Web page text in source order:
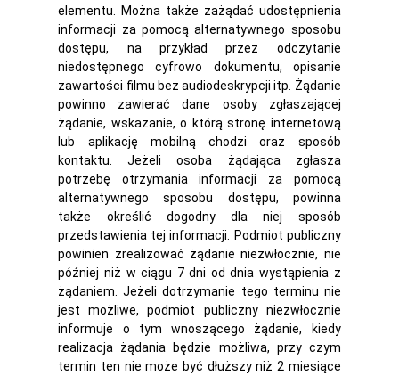
elementu. Można także zażądać udostępnienia
informacji za pomocą alternatywnego sposobu
dostępu, na przykład przez odczytanie
niedostępnego cyfrowo dokumentu, opisanie
zawartości filmu bez audiodeskrypcji itp. Żądanie
powinno zawierać dane osoby zgłaszającej
żądanie, wskazanie, o którą stronę internetową
lub aplikację mobilną chodzi oraz sposób
kontaktu. Jeżeli osoba żądająca zgłasza
potrzebę otrzymania informacji za pomocą
alternatywnego sposobu dostępu, powinna
także określić dogodny dla niej sposób
przedstawienia tej informacji. Podmiot publiczny
powinien zrealizować żądanie niezwłocznie, nie
później niż w ciągu 7 dni od dnia wystąpienia z
żądaniem. Jeżeli dotrzymanie tego terminu nie
jest możliwe, podmiot publiczny niezwłocznie
informuje o tym wnoszącego żądanie, kiedy
realizacja żądania będzie możliwa, przy czym
termin ten nie może być dłuższy niż 2 miesiące